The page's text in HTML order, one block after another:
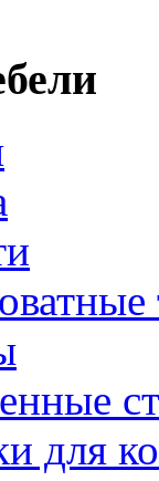
для